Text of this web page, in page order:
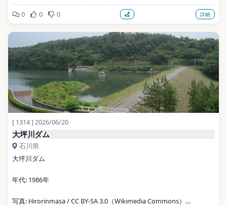
digital camera. / CC BY-SA 3.0（Wikimedia Commons）
地点データ: Wikidata (CC0)
0 0 0 詳細
[ 1314 ] 2026/06/20
大坪川ダム
石川県
大坪川ダム
年代: 1986年
写真: Hirorinmasa / CC BY-SA 3.0（Wikimedia Commons）